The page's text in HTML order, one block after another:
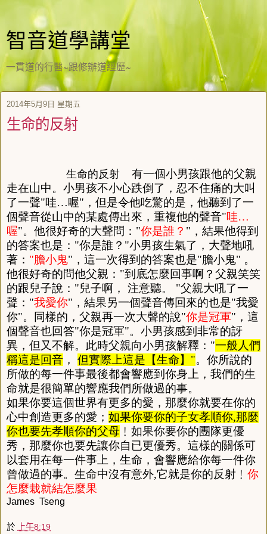
智音道學講堂
一貫道的行醫~跟修辦道經歷~
2014年5月9日 星期五
生命的反射
生命的反射 有一個小男孩跟他的父親
走在山中。 小男孩不小心跌倒了 ， 忍不住痛的大叫
了一聲"哇…喔" ， 但是令他吃驚的是 ， 他聽到了一
個聲音從山中的某處傳出來 ， 重複他的聲音"哇…
喔"。 他很好奇的大聲問 ： "你是誰 ？ " ， 結果他得到
的答案也是 ： "你是誰 ？ "小男孩生氣了 ， 大聲地吼
著 ： "膽小鬼" ， 這一次得到的答案也是"膽小鬼" 。
他很好奇的問他父親 ： "到底怎麼回事啊 ？ 父親笑笑
的跟兒子說 ： "兒子啊 ， 注意聽。 "父親大吼了一
聲 ： "我愛你" ， 結果另一個聲音傳回來的也是"我愛
你"。 同樣的 ， 父親再一次大聲的說"你是冠軍" ， 這
個聲音也回答"你是冠軍"。 小男孩感到非常的訝
異 ， 但又不解。 此時父親向小男孩解釋 ： "一般人們
稱這是回音 ， 但實際上這是 【生命】 "。 你所說的
所做的每一件事最後都會響應到你身上 ， 我們的生
命就是很簡單的響應我們所做過的事。
如果你要這個世界有更多的愛 ， 那麼你就要在你的
心中創造更多的愛 ； 如果你要你的子女孝順你,那麼
你也要先孝順你的父母 ﹗如果你要你的團隊更優
秀 ， 那麼你也要先讓你自已更優秀。 這樣的關係可
以套用在每一件事上 ， 生命 ， 會響應給你每一件你
曾做過的事。 生命中沒有意外,它就是你的反射﹗ 你
怎麼栽就結怎麼果
James Tseng
於 上午8:19